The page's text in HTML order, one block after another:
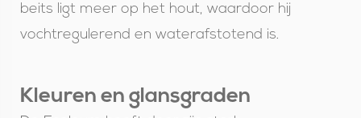
beits ligt meer op het hout, waardoor hij
vochtregulerend en waterafstotend is.
Kleuren en glansgraden